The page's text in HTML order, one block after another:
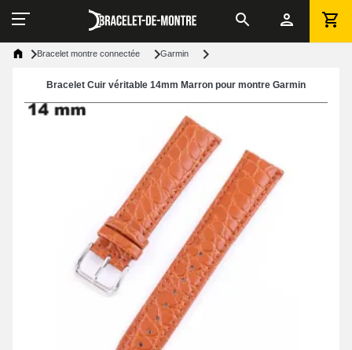
Bracelet montre connectée Garmin
Bracelet Cuir véritable 14mm Marron pour montre Garmin